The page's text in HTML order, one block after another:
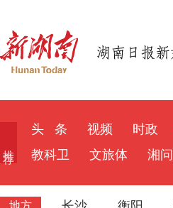
头 条 视频 时政
教科卫
文旅体 湘问
地方